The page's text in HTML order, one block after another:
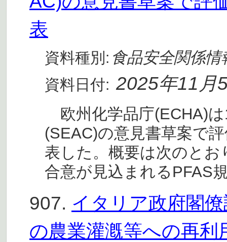
表
資料種別: 食品安全関係情
資料日付: 2025年11月
欧州化学品庁(ECHA)
(SEAC)の意見書草案で
表した。概要は次のと
合意が見込まれるPFAS
907. イタリア政府閣
の農業灌漑等への再